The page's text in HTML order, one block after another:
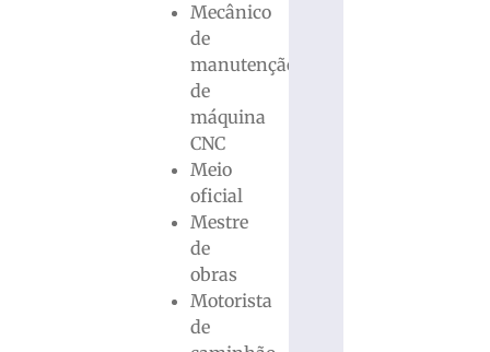
Mecânico
de
manutenção
de
máquina
CNC
Meio
oficial
Mestre
de
obras
Motorista
de